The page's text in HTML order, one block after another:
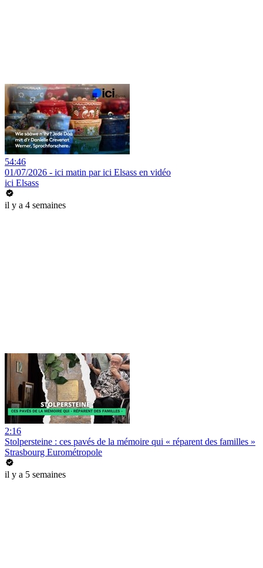
54:46
01/07/2026 - ici matin par ici Elsass en vidéo
ici Elsass
il y a 4 semaines
2:16
Stolpersteine : ces pavés de la mémoire qui « réparent des familles »
Strasbourg Eurométropole
il y a 5 semaines